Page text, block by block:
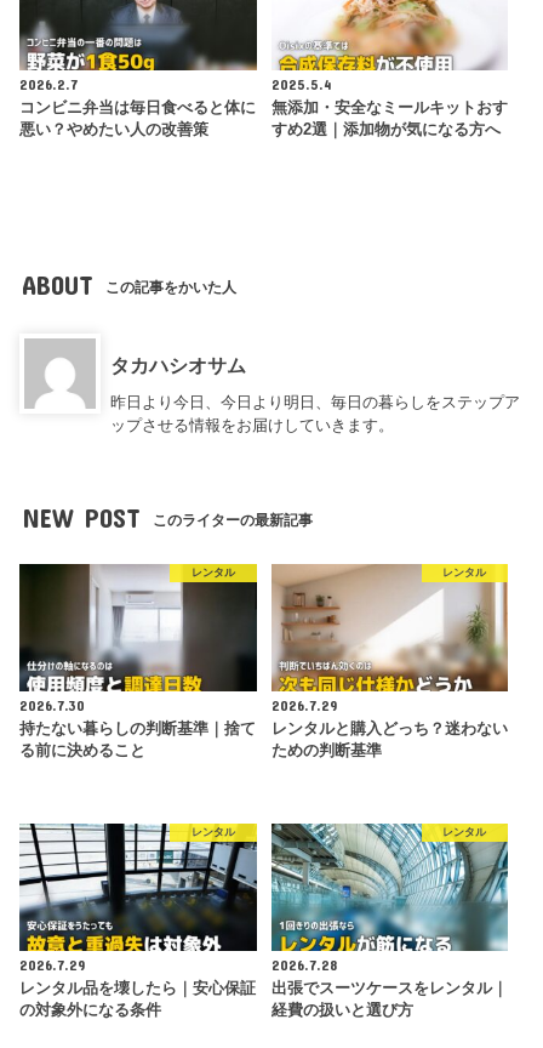
2026.2.7
コンビニ弁当は毎日食べると体に
悪い？やめたい人の改善策
2025.5.4
無添加・安全なミールキットおす
すめ2選｜添加物が気になる方へ
ABOUT この記事をかいた人
タカハシオサム
昨日より今日、今日より明日、毎日の暮らしをステップア
ップさせる情報をお届けしていきます。
NEW POST このライターの最新記事
レンタル
2026.7.30
持たない暮らしの判断基準｜捨て
る前に決めること
レンタル
2026.7.29
レンタルと購入どっち？迷わない
ための判断基準
レンタル
2026.7.29
レンタル品を壊したら｜安心保証
の対象外になる条件
レンタル
2026.7.28
出張でスーツケースをレンタル｜
経費の扱いと選び方